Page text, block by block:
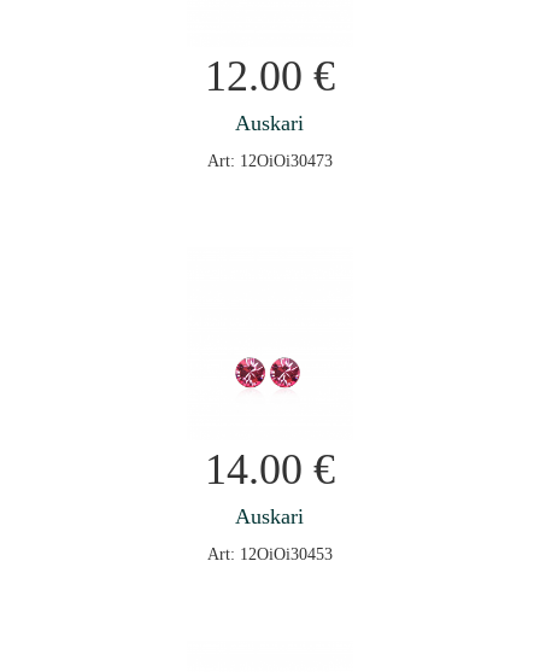
12.00 €
Auskari
Art: 12OiOi30473
14.00 €
Auskari
Art: 12OiOi30453